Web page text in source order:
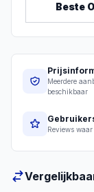
Beste
Meerdere
beschikbaar
Reviews